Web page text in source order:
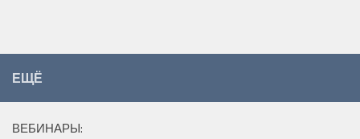
ЕЩЁ
ВЕБИНАРЫ: